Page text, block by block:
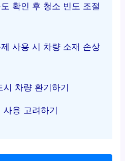
확인 후 청소 빈도 조절
사용 시 차량 소재 손상
시 차량 환기하기
사용 고려하기